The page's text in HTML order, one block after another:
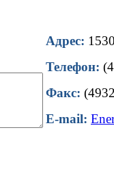
Адрес:
Телефон:
Факс:
E-mail: